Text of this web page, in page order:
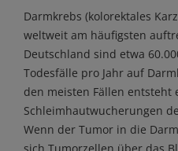
Darmkrebs (kolorektales
weltweit am häufigsten
Deutschland sind etwa
Todesfälle pro Jahr auf
den meisten Fällen entsteht
Schleimhautwucherungen
Wenn der Tumor in die